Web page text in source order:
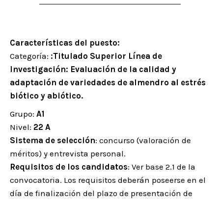
Características del puesto:
Categoría: :Titulado Superior Línea de
Investigación: Evaluación de la calidad y
adaptación de variedades de almendro al estrés
biótico y abiótico.
Grupo: A1
Nivel: 22 A
Sistema de selección: concurso (valoración de
méritos) y entrevista personal.
Requisitos de los candidatos: Ver base 2.1 de la
convocatoria. Los requisitos deberán poseerse en el
día de finalización del plazo de presentación de